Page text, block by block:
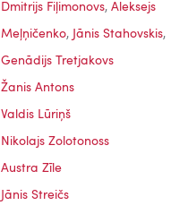
Dmitrijs Fiļimonovs, Aleksejs
Meļņičenko, Jānis Stahovskis,
Genādijs Tretjakovs
Žanis Antons
Valdis Lūriņš
Nikolajs Zolotonoss
Austra Zīle
Jānis Streičs